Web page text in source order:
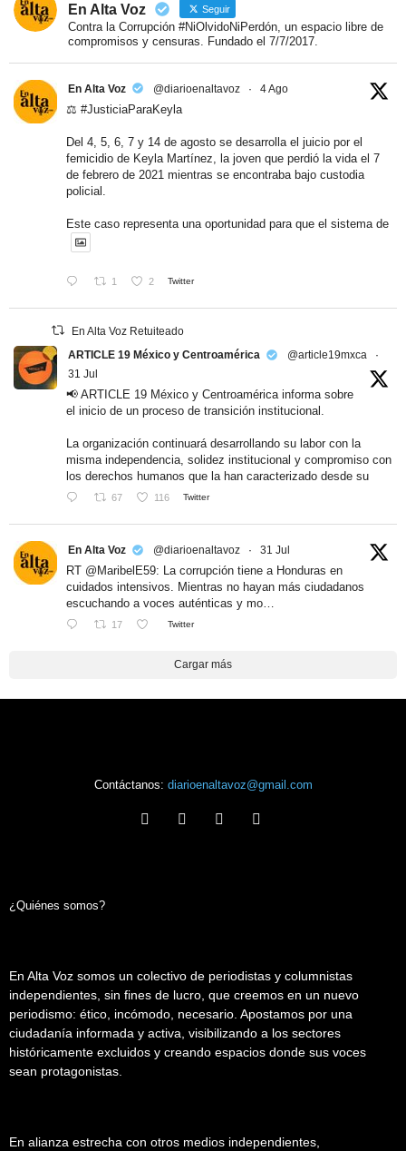
En Alta Voz Seguir
Contra la Corrupción #NiOlvidoNiPerdón, un espacio libre de
compromisos y censuras. Fundado el 7/7/2017.
En Alta Voz @diarioenaltavoz · 4 Ago
⚖️ #JusticiaParaKeyla
Del 4, 5, 6, 7 y 14 de agosto se desarrolla el juicio por el
femicidio de Keyla Martínez, la joven que perdió la vida el 7
de febrero de 2021 mientras se encontraba bajo custodia
policial.
Este caso representa una oportunidad para que el sistema de
1 2 Twitter
En Alta Voz Retuiteado
ARTICLE 19 México y Centroamérica
@article19mxca
·
31 Jul
📢 ARTICLE 19 México y Centroamérica informa sobre
el inicio de un proceso de transición institucional.
La organización continuará desarrollando su labor con la
misma independencia, solidez institucional y compromiso con
los derechos humanos que la han caracterizado desde su
67 116 Twitter
En Alta Voz @diarioenaltavoz · 31 Jul
RT @MaribelE59: La corrupción tiene a Honduras en
cuidados intensivos. Mientras no hayan más ciudadanos
escuchando a voces auténticas y mo…
17 Twitter
Cargar más
Contáctanos: diarioenaltavoz@gmail.com
¿Quiénes somos?
En Alta Voz somos un colectivo de periodistas y columnistas
independientes, sin fines de lucro, que creemos en un nuevo
periodismo: ético, incómodo, necesario. Apostamos por una
ciudadanía informada y activa, visibilizando a los sectores
históricamente excluidos y creando espacios donde sus voces
sean protagonistas.
En alianza estrecha con otros medios independientes,